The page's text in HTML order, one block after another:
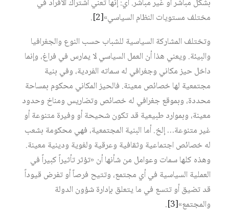
بشكل مباشر أو غير مباشر. أي: إنها تعني اشتراك الأفراد في
مختلف مستويات النظام السياسي»[2]
.
وتختلف المشاركة السياسية للشباب حسب النوع والجغرافيا
والبيئة. ويعني هذا أن العمل السياسي لا يمارس في فراغ، وإنما
داخل حيز مكاني وجغرافي له سماته الفردية، وفي بنية
مجتمعية لها خصائص معينة. فالحيز المكاني محكوم بمساحة
محددة، وبموقع جغرافي له خصائص وتضاريس ومناخ وحدود
معينة، وبموارد طبيعية قد تكون شحيحة أو وفيرة متنوعة أو
غير متنوعة… إلخ. أما البنية المجتمعية، فهي محكومة بشعب
له خصائص اجتماعية وثقافية وعرقية ولغوية ودينية معينة.
وهذه كلها سمات وعوامل من شأنها أن «تؤثر تأثيراً كبيراً في
العملية السياسية في أي مجتمع، وتتيح فرصاً أو تفرض قيوداً
قد تضيق أو تتسع في ما يتعلق بإدارة شؤون الدولة
والمجتمع»[3]
.